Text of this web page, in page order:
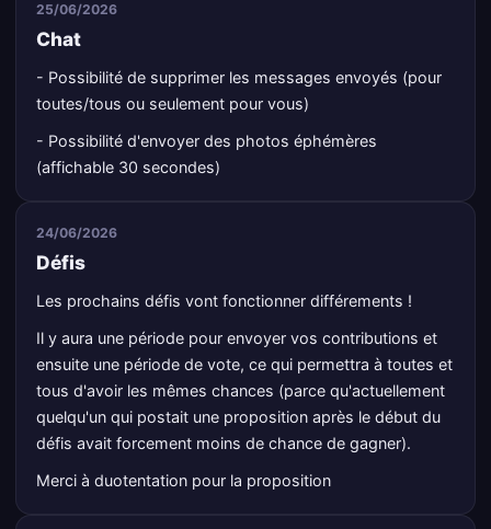
25/06/2026
Chat
- Possibilité de supprimer les messages envoyés (pour
toutes/tous ou seulement pour vous)
- Possibilité d'envoyer des photos éphémères
(affichable 30 secondes)
24/06/2026
Défis
Les prochains défis vont fonctionner différements !
Il y aura une période pour envoyer vos contributions et
ensuite une période de vote, ce qui permettra à toutes et
tous d'avoir les mêmes chances (parce qu'actuellement
quelqu'un qui postait une proposition après le début du
défis avait forcement moins de chance de gagner).
Merci à duotentation pour la proposition